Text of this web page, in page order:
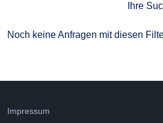
Ihre
Noch keine Anfragen mit diesen
Impressum